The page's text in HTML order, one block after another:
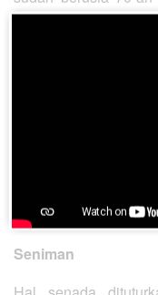
masih
benang,” kata Torang.
Seniman